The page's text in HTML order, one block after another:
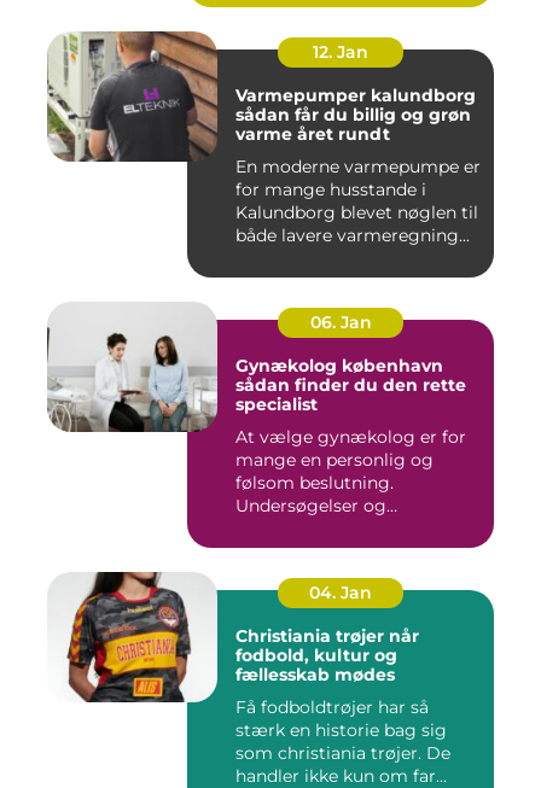
12. Jan
Varmepumper kalundborg
sådan får du billig og grøn
varme året rundt
En moderne varmepumpe er
for mange husstande i
Kalundborg blevet nøglen til
både lavere varmeregning...
06. Jan
Gynækolog københavn
sådan finder du den rette
specialist
At vælge gynækolog er for
mange en personlig og
følsom beslutning.
Undersøgelser og
04. Jan
Christiania trøjer når
fodbold, kultur og
fællesskab mødes
Få fodboldtrøjer har så
stærk en historie bag sig
som christiania trøjer. De
handler ikke kun om far...